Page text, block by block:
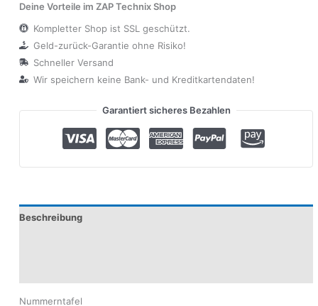
Deine Vorteile im ZAP Technix Shop
Kompletter Shop ist SSL geschützt.
Geld-zurück-Garantie ohne Risiko!
Schneller Versand
Wir speichern keine Bank- und Kreditkartendaten!
Garantiert sicheres Bezahlen
Beschreibung
Nummerntafel